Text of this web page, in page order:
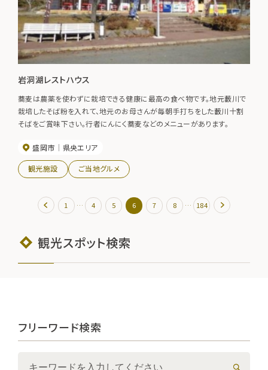
岩洞湖レストハウス
蕎麦は農薬を使わずに栽培できる健康に最高の食べ物です。地元藪川で
栽培したそば粉を入れて、地元のお母さんが毎朝手打ちをした藪川十割
そばをご賞味下さい。行者にんにく蕎麦などのメニューがあります。
盛岡市 県央エリア
観光施設 ご当地グルメ
1 … 4 5 6 7 8 … 184
観光スポット検索
フリーワード検索